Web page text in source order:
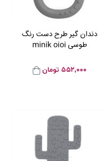
دندان گیر طرح دست رنگ
طوسی minik oioi
۵۵۲,۰۰۰ تومان